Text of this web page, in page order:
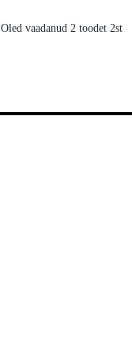
Oled vaadanud 2 toodet 2st